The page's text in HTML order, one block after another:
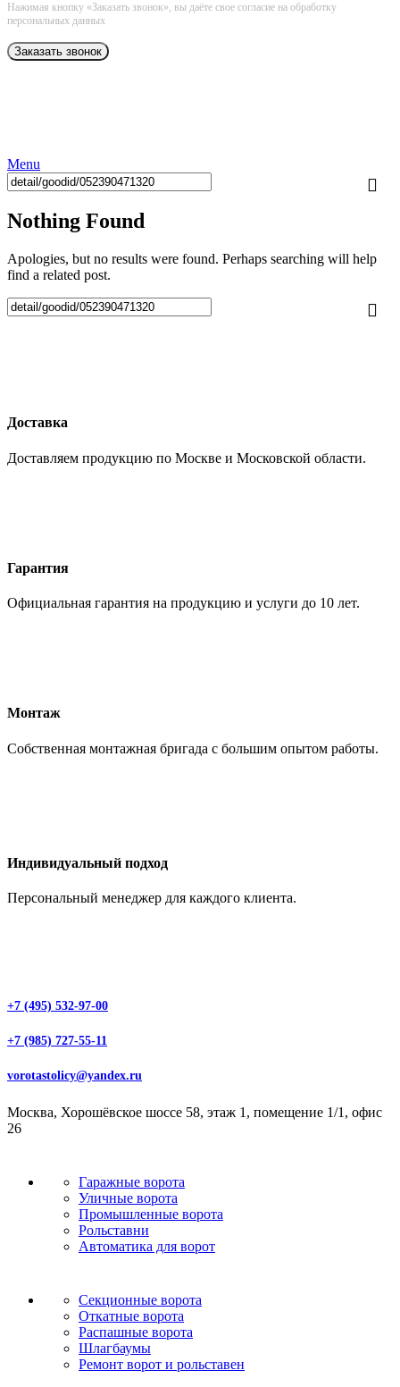
Нажимая кнопку «Заказать звонок», вы даёте свое согласие на обработку
персональных данных
Menu
Nothing Found
Apologies, but no results were found. Perhaps searching will help
find a related post.
Доставка
Доставляем продукцию по Москве и Московской области.
Гарантия
Официальная гарантия на продукцию и услуги до 10 лет.
Монтаж
Собственная монтажная бригада с большим опытом работы.
Индивидуальный подход
Персональный менеджер для каждого клиента.
+7 (495) 532-97-00
+7 (985) 727-55-11
vorotastolicy@yandex.ru
Москва, Хорошёвское шоссе 58, этаж 1, помещение 1/1, офис
26
Гаражные ворота
Уличные ворота
Промышленные ворота
Рольставни
Автоматика для ворот
Секционные ворота
Откатные ворота
Распашные ворота
Шлагбаумы
Ремонт ворот и рольставен